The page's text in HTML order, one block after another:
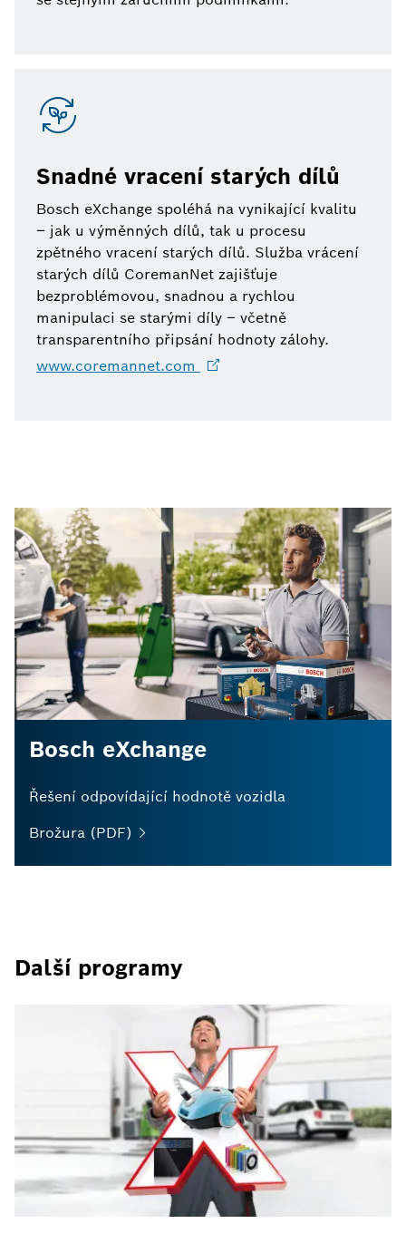
Snadné vracení starých dílů
Bosch eXchange spoléhá na vynikající kvalitu
– jak u výměnných dílů, tak u procesu
zpětného vracení starých dílů. Služba vrácení
starých dílů CoremanNet zajišťuje
bezproblémovou, snadnou a rychlou
manipulaci se starými díly – včetně
transparentního připsání hodnoty zálohy.
www.coremannet.com
Bosch eXchange
Řešení odpovídající hodnotě vozidla
Brožura (PDF)
Další programy